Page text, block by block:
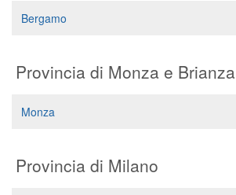
Ricerca specialisti
(su medicitalia.it)
Per gli specialisti
Planner e rubrica in cloud
Bergamo
Provincia di Monza e Brianza
Monza
Provincia di Milano